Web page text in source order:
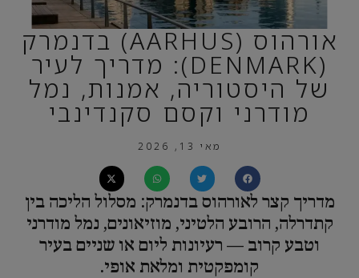
אורהוס (AARHUS) בדנמרק
(DENMARK): מדריך לעיר
של היסטוריה, אמנות, נמל
מודרני וקסם סקנדינבי
מאי 13, 2026
מדריך קצר לאורהוס בדנמרק: מסלול הליכה בין
קתדרלה, הרובע הלטיני, מוזיאונים, נמל מודרני
וטבע קרוב — רעיונות ליום או שניים בעיר
קומפקטית ומלאת אופי.